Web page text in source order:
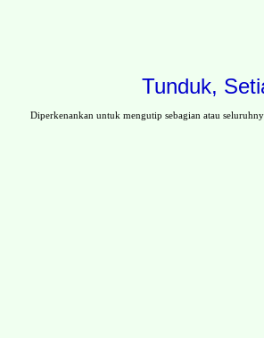
Tunduk,
Diperkenankan untuk mengutip sebagian atau